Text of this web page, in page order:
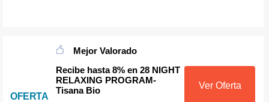
OFERTA
Mejor Valorado
Recibe hasta 8% en 28 NIGHT
RELAXING PROGRAM-
Tisana Bio
Ver Oferta